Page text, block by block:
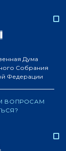
Дума
Собрания
Федерации
ВОПРОСАМ